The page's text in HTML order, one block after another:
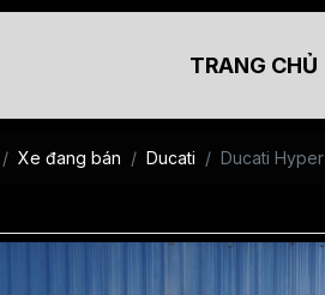
TRANG CHỦ
Xe đang bán Ducati Ducati Hyper